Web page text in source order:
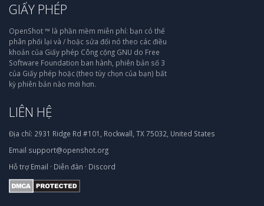
GIẤY PHÉP
OpenShot ™ là phần mềm miễn phí: bạn có thể
phân phối lại và / hoặc sửa đổi nó theo các điều
khoản của Giấy phép Công cộng GNU do Free
Software Foundation ban hành, phiên bản số 3
của Giấy phép hoặc (theo tùy chọn của bạn) bất
kỳ phiên bản nào mới hơn.
LIÊN HỆ
Địa chỉ: 2931 Ridge Rd #101, Rockwall, TX 75032, United States
Email support@openshot.org
Hỗ trợ Email · Diễn đàn · Discord